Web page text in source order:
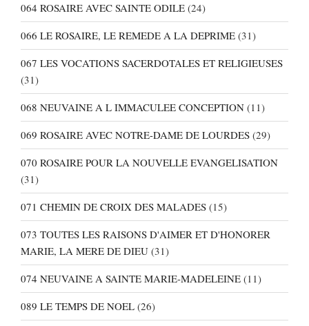
064 ROSAIRE AVEC SAINTE ODILE (24)
066 LE ROSAIRE, LE REMEDE A LA DEPRIME (31)
067 LES VOCATIONS SACERDOTALES ET RELIGIEUSES
(31)
068 NEUVAINE A L IMMACULEE CONCEPTION (11)
069 ROSAIRE AVEC NOTRE-DAME DE LOURDES (29)
070 ROSAIRE POUR LA NOUVELLE EVANGELISATION
(31)
071 CHEMIN DE CROIX DES MALADES (15)
073 TOUTES LES RAISONS D'AIMER ET D'HONORER
MARIE, LA MERE DE DIEU (31)
074 NEUVAINE A SAINTE MARIE-MADELEINE (11)
089 LE TEMPS DE NOEL (26)